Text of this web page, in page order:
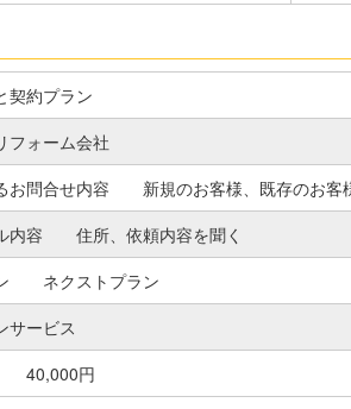
契約プラン
ォーム会社
お問合せ内容 新規のお客様、既存のお客
内容 住所、依頼内容を聞く
ネクストプラン
サービス
40,000円